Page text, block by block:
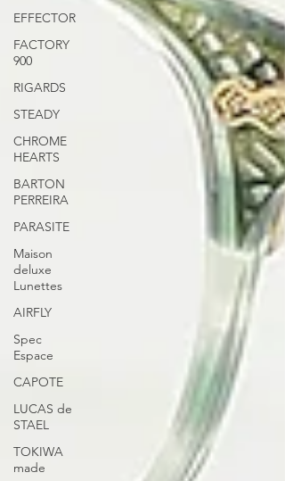
EFFECTOR
FACTORY
900
RIGARDS
STEADY
CHROME
HEARTS
BARTON
PERREIRA
PARASITE
Maison
deluxe
Lunettes
AIRFLY
Spec
Espace
CAPOTE
LUCAS de
STAEL
TOKIWA
made